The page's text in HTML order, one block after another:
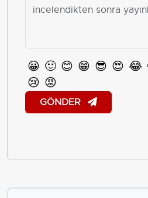
😀 🙂 😊 😁 😎 😍 😂
😢 😡
GÖNDER